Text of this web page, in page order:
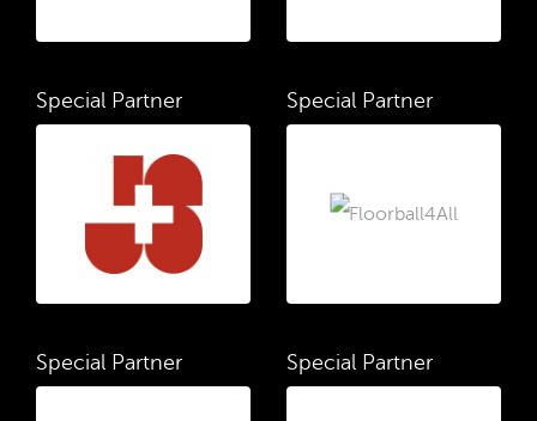
Special Partner Special Partner
Special Partner Special Partner